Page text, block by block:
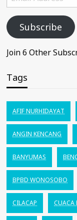
Address
Subscribe
Join 6 Other
Tags
AFIF NURHIDAYAT
ANGIN KENCANG
BANYUMAS
BPBD WONOSOBO
CILACAP CUACA